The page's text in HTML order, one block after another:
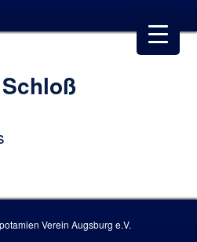
Verein Augsburg e.V.